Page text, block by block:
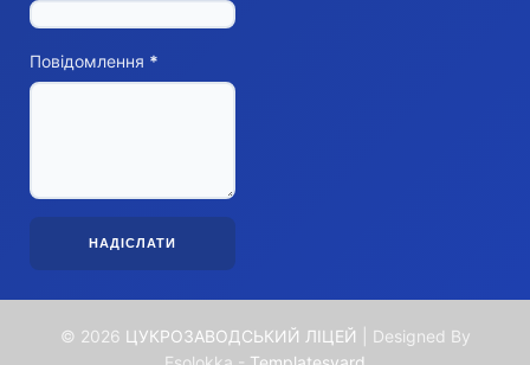
Повідомлення *
© 2026 ЦУКРОЗАВОДСЬКИЙ ЛІЦЕЙ | Designed By